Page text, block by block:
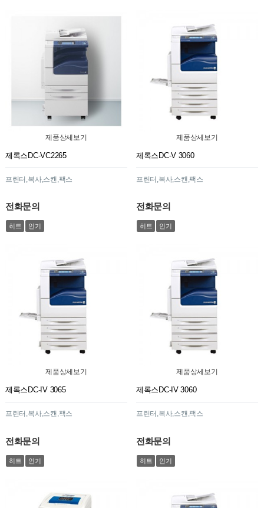
제품상세보기
제록스DC-VC2265
프린터,복사,스캔,팩스
전화문의
히트 인기
제품상세보기
제록스DC-V 3060
프린터,복사,스캔,팩스
전화문의
히트 인기
제품상세보기
제록스DC-IV 3065
프린터,복사,스캔,팩스
전화문의
히트 인기
제품상세보기
제록스DC-IV 3060
프린터,복사,스캔,팩스
전화문의
히트 인기